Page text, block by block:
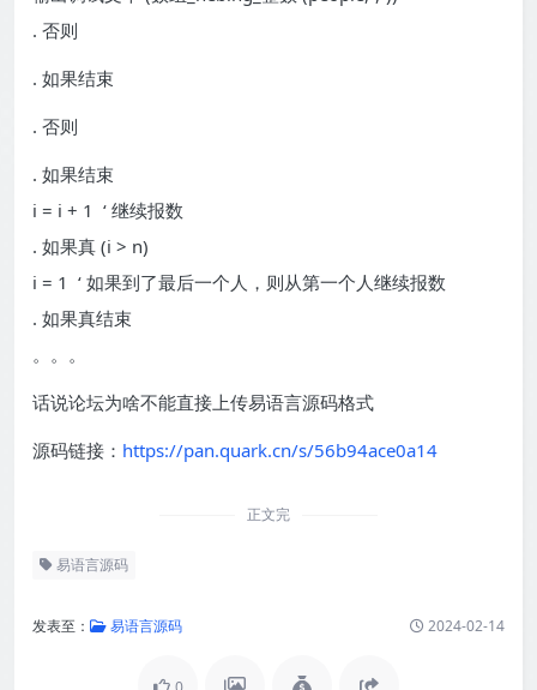
. 否则
. 如果结束
. 否则
. 如果结束
i = i + 1 ‘ 继续报数
. 如果真 (i > n)
i = 1 ‘ 如果到了最后一个人，则从第一个人继续报数
. 如果真结束
。。。
话说论坛为啥不能直接上传易语言源码格式
源码链接： https://pan.quark.cn/s/56b94ace0a14
正文完
易语言源码
发表至： 易语言源码 2024-02-14